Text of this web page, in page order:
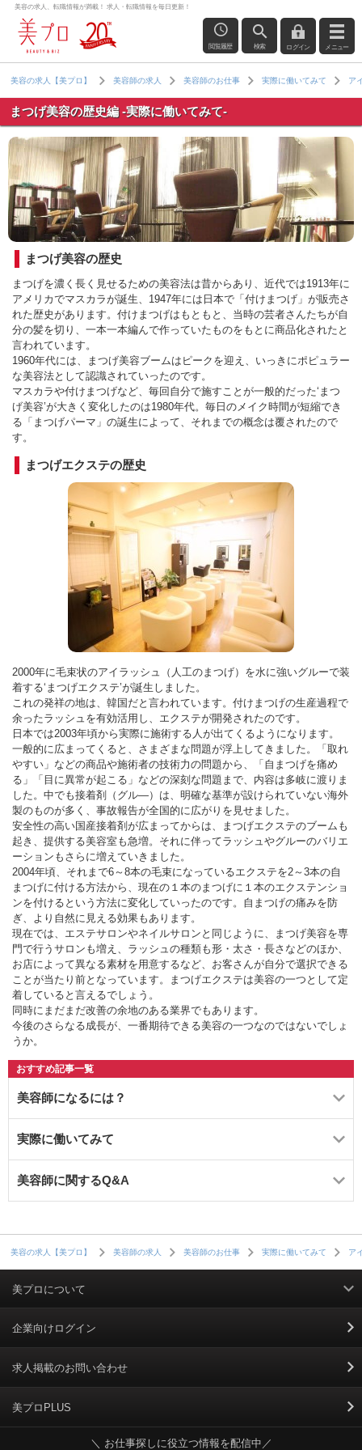
美容の求人、転職情報が満載！ 求人・転職情報を毎日更新！
閲覧履歴 検索 ログイン メニュー
美容の求人【美プロ】 美容師の求人 美容師のお仕事 実際に働いてみて ア
まつげ美容の歴史編 -実際に働いてみて-
まつげ美容の歴史
まつげを濃く長く見せるための美容法は昔からあり、近代では1913年に
アメリカでマスカラが誕生、1947年には日本で「付けまつげ」が販売さ
れた歴史があります。付けまつげはもともと、当時の芸者さんたちが自
分の髪を切り、一本一本編んで作っていたものをもとに商品化されたと
言われています。
1960年代には、まつげ美容ブームはピークを迎え、いっきにポピュラー
な美容法として認識されていったのです。
マスカラや付けまつげなど、毎回自分で施すことが一般的だった‘まつ
げ美容’が大きく変化したのは1980年代。毎日のメイク時間が短縮でき
る「まつげパーマ」の誕生によって、それまでの概念は覆されたので
す。
まつげエクステの歴史
2000年に毛束状のアイラッシュ（人工のまつげ）を水に強いグルーで装
着する‘まつげエクステ’が誕生しました。
これの発祥の地は、韓国だと言われています。付けまつげの生産過程で
余ったラッシュを有効活用し、エクステが開発されたのです。
日本では2003年頃から実際に施術する人が出てくるようになります。
一般的に広まってくると、さまざまな問題が浮上してきました。「取れ
やすい」などの商品や施術者の技術力の問題から、「自まつげを痛め
る」「目に異常が起こる」などの深刻な問題まで、内容は多岐に渡りま
した。中でも接着剤（グル―）は、明確な基準が設けられていない海外
製のものが多く、事故報告が全国的に広がりを見せました。
安全性の高い国産接着剤が広まってからは、まつげエクステのブームも
起き、提供する美容室も急増。それに伴ってラッシュやグルーのバリエ
ーションもさらに増えていきました。
2004年頃、それまで6～8本の毛束になっているエクステを2～3本の自
まつげに付ける方法から、現在の１本のまつげに１本のエクステンショ
ンを付けるという方法に変化していったのです。自まつげの痛みを防
ぎ、より自然に見える効果もあります。
現在では、エステサロンやネイルサロンと同じように、まつげ美容を専
門で行うサロンも増え、ラッシュの種類も形・太さ・長さなどのほか、
お店によって異なる素材を用意するなど、お客さんが自分で選択できる
ことが当たり前となっています。まつげエクステは美容の一つとして定
着していると言えるでしょう。
同時にまだまだ改善の余地のある業界でもあります。
今後のさらなる成長が、一番期待できる美容の一つなのではないでしょ
うか。
おすすめ記事一覧
美容師になるには？
実際に働いてみて
美容師に関するQ&A
美容の求人【美プロ】 美容師の求人 美容師のお仕事 実際に働いてみて ア
美プロについて
利用規約
掲載規約
個人情報保護ポリシー
個人情報のお取り扱いについて
企業向けログイン
求人掲載のお問い合わせ
美プロPLUS
＼ お仕事探しに役立つ情報を配信中／